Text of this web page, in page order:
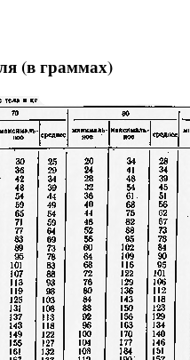
(в граммах)